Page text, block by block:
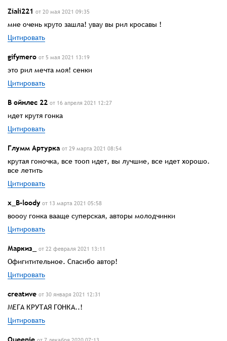
Ziali221 от 20 мая 2021 09:35
мне очень круто зашла! увау вы рил кросавы !
Цитировать
gifymero от 5 мая 2021 13:19
это рил мечта моя! сенки
Цитировать
В ойнлес 22 от 16 апреля 2021 12:27
идет крутя гонка
Цитировать
Глумм Артурка от 29 марта 2021 08:54
крутая гоночка, все тооп идет, вы лучшие, все идет хорошо.
все летить
Цитировать
x_B-loody от 13 марта 2021 05:58
воооу гонка вааще суперская, авторы молодчинки
Цитировать
Маркиз_ от 22 февраля 2021 13:11
Офигитительное. Спасибо автор!
Цитировать
creatиve от 30 января 2021 12:31
МЕГА КРУТАЯ ГОНКА..!
Цитировать